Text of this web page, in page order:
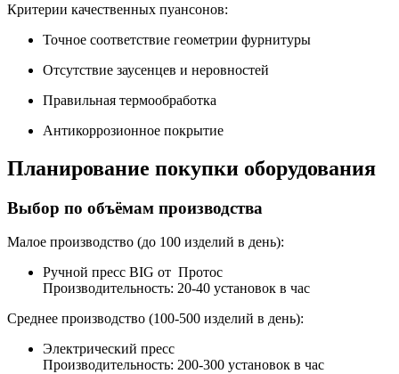
Критерии качественных пуансонов:
Точное соответствие геометрии фурнитуры
Отсутствие заусенцев и неровностей
Правильная термообработка
Антикоррозионное покрытие
Планирование покупки оборудования
Выбор по объёмам производства
Малое производство (до 100 изделий в день):
Ручной пресс BIG от Протос
Производительность: 20-40 установок в час
Среднее производство (100-500 изделий в день):
Электрический пресс
Производительность: 200-300 установок в час